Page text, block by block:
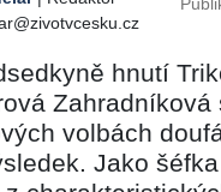
hnutí
Zahradníková
volbách
Jako šéfka